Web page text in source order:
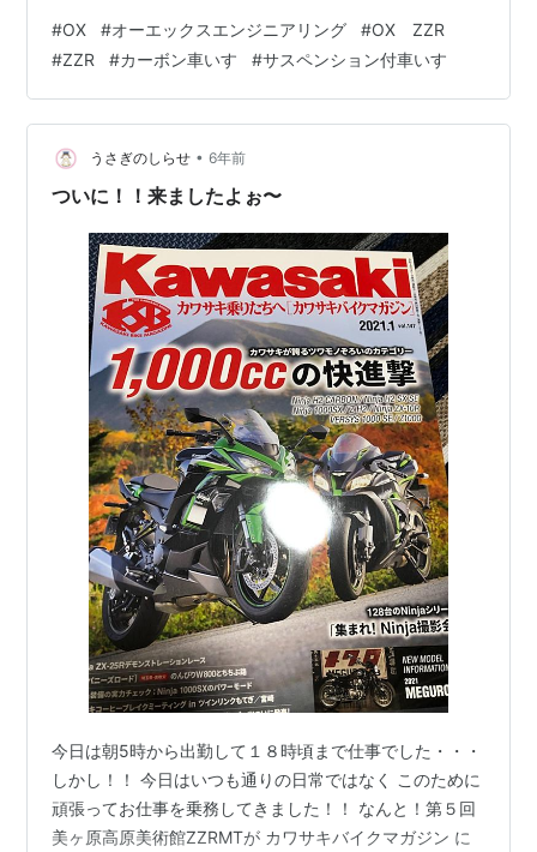
はK-factoryさんのカーボンサイドガードに交換してあり
ますフレームのカーボンにマッチするし軽い！横への拡
がりも上部のベルトで制御されるのでオススメ部品です
ミラーシルバー塗装は格好良いですね！ ZZRのディテー
ルはコチラで紹介しているので、気になる方は参照くだ
さい。そしてもう1台も… …
#OX #オーエックスエンジニアリング #OX ZZR
#ZZR #カーボン車いす #サスペンション付車いす
うさぎのしらせ • 6年前
ついに！！来ましたよぉ〜
今日は朝5時から出勤して１８時頃まで仕事でした・・・
しかし！！ 今日はいつも通りの日常ではなく このために
頑張ってお仕事を乗務してきました！！ なんと！第５回
美ヶ原高原美術館ZZRMTが カワサキバイクマガジン に